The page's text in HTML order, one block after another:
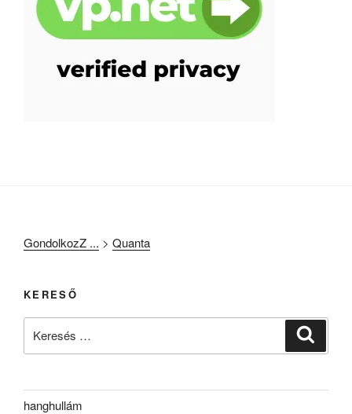
GondolkozZ ... > Quanta
KERESŐ
hanghullám